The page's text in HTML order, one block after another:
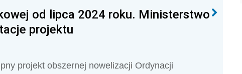
od lipca 2024 roku. Ministerstwo
projektu
projekt obszernej nowelizacji Ordynacji